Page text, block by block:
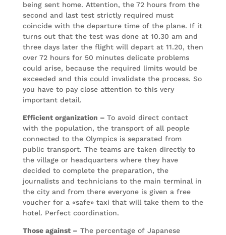
being sent home. Attention, the 72 hours from the
second and last test strictly required must
coincide with the departure time of the plane. If it
turns out that the test was done at 10.30 am and
three days later the flight will depart at 11.20, then
over 72 hours for 50 minutes delicate problems
could arise, because the required limits would be
exceeded and this could invalidate the process. So
you have to pay close attention to this very
important detail.
Efficient organization – To avoid direct contact
with the population, the transport of all people
connected to the Olympics is separated from
public transport. The teams are taken directly to
the village or headquarters where they have
decided to complete the preparation, the
journalists and technicians to the main terminal in
the city and from there everyone is given a free
voucher for a «safe» taxi that will take them to the
hotel. Perfect coordination.
Those against – The percentage of Japanese